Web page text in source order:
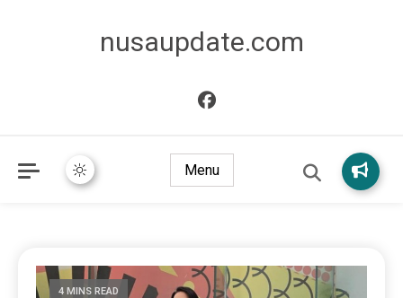
nusaupdate.com
Menu
4 MINS READ